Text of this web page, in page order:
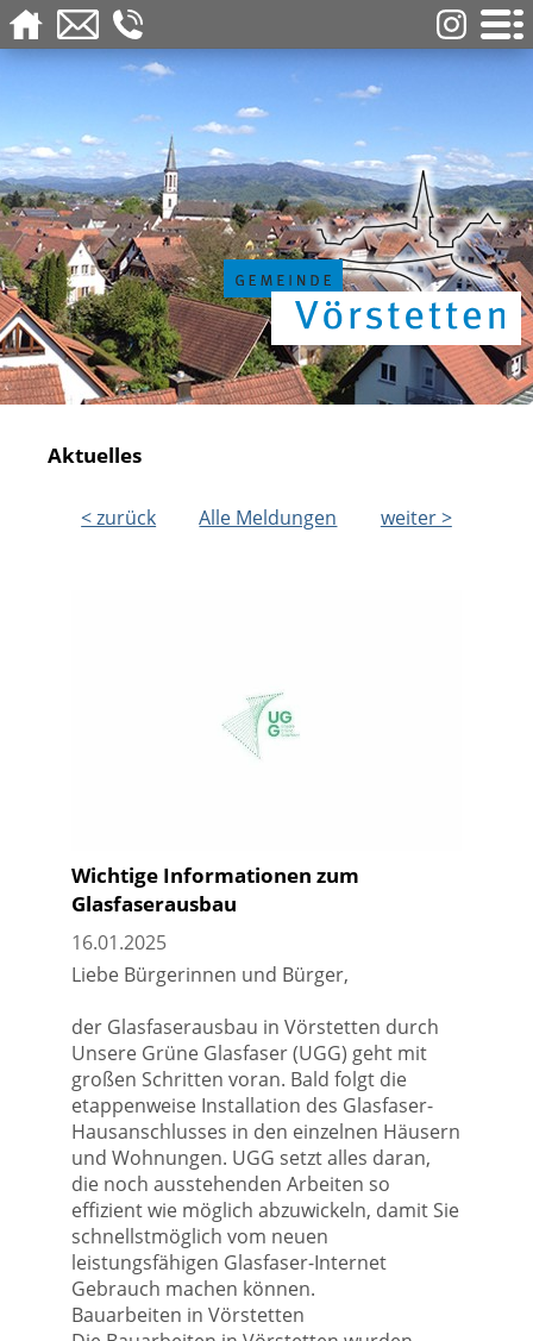
Aktuelles
< zurück Alle Meldungen weiter >
Wichtige Informationen zum
Glasfaserausbau
16.01.2025
Liebe Bürgerinnen und Bürger,
der Glasfaserausbau in Vörstetten durch
Unsere Grüne Glasfaser (UGG) geht mit
großen Schritten voran. Bald folgt die
etappenweise Installation des Glasfaser-
Hausanschlusses in den einzelnen Häusern
und Wohnungen. UGG setzt alles daran,
die noch ausstehenden Arbeiten so
effizient wie möglich abzuwickeln, damit Sie
schnellstmöglich vom neuen
leistungsfähigen Glasfaser-Internet
Gebrauch machen können.
Bauarbeiten in Vörstetten